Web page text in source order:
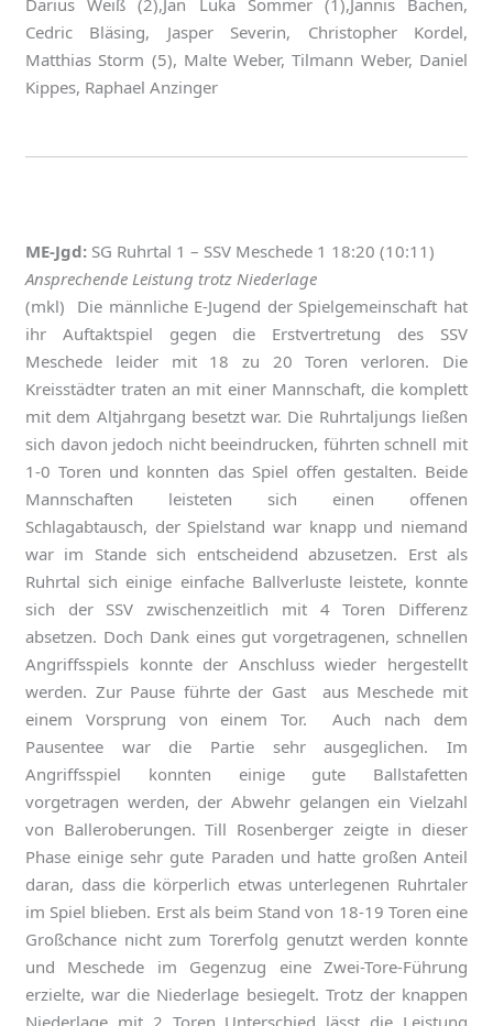
Darius Weiß (2),Jan Luka Sommer (1),Jannis Bachen,
Cedric Bläsing, Jasper Severin, Christopher Kordel,
Matthias Storm (5), Malte Weber, Tilmann Weber, Daniel
Kippes, Raphael Anzinger
ME-Jgd: SG Ruhrtal 1 – SSV Meschede 1 18:20 (10:11)
Ansprechende Leistung trotz Niederlage
(mkl) Die männliche E-Jugend der Spielgemeinschaft hat
ihr Auftaktspiel gegen die Erstvertretung des SSV
Meschede leider mit 18 zu 20 Toren verloren. Die
Kreisstädter traten an mit einer Mannschaft, die komplett
mit dem Altjahrgang besetzt war. Die Ruhrtaljungs ließen
sich davon jedoch nicht beeindrucken, führten schnell mit
1-0 Toren und konnten das Spiel offen gestalten. Beide
Mannschaften leisteten sich einen offenen
Schlagabtausch, der Spielstand war knapp und niemand
war im Stande sich entscheidend abzusetzen. Erst als
Ruhrtal sich einige einfache Ballverluste leistete, konnte
sich der SSV zwischenzeitlich mit 4 Toren Differenz
absetzen. Doch Dank eines gut vorgetragenen, schnellen
Angriffsspiels konnte der Anschluss wieder hergestellt
werden. Zur Pause führte der Gast aus Meschede mit
einem Vorsprung von einem Tor. Auch nach dem
Pausentee war die Partie sehr ausgeglichen. Im
Angriffsspiel konnten einige gute Ballstafetten
vorgetragen werden, der Abwehr gelangen ein Vielzahl
von Balleroberungen. Till Rosenberger zeigte in dieser
Phase einige sehr gute Paraden und hatte großen Anteil
daran, dass die körperlich etwas unterlegenen Ruhrtaler
im Spiel blieben. Erst als beim Stand von 18-19 Toren eine
Großchance nicht zum Torerfolg genutzt werden konnte
und Meschede im Gegenzug eine Zwei-Tore-Führung
erzielte, war die Niederlage besiegelt. Trotz der knappen
Niederlage mit 2 Toren Unterschied lässt die Leistung